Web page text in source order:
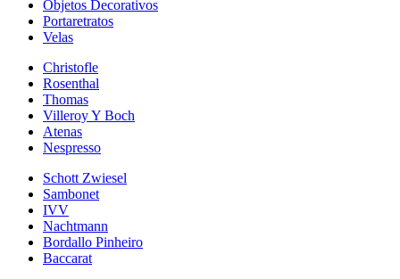
Objetos Decorativos
Portaretratos
Velas
Christofle
Rosenthal
Thomas
Villeroy Y Boch
Atenas
Nespresso
Schott Zwiesel
Sambonet
IVV
Nachtmann
Bordallo Pinheiro
Baccarat